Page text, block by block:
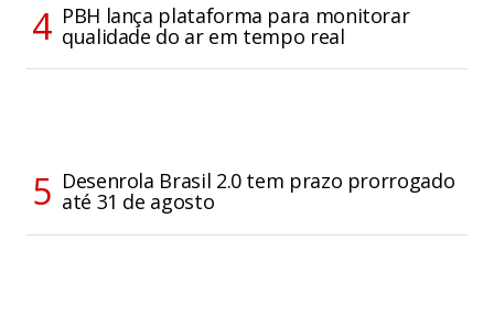
PBH lança plataforma para monitorar
qualidade do ar em tempo real
Desenrola Brasil 2.0 tem prazo prorrogado
até 31 de agosto